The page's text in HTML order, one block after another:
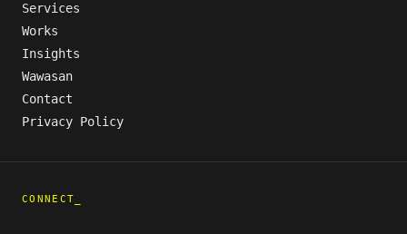
Services
Works
Insights
Wawasan
Contact
Privacy Policy
CONNECT_